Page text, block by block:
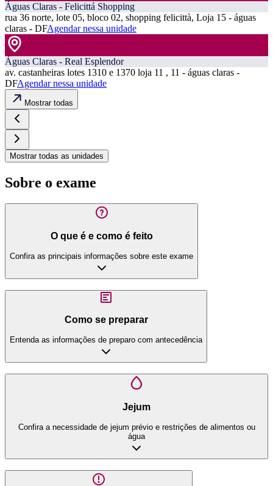
Águas Claras - Felicittá Shopping
rua 36 norte, lote 05, bloco 02, shopping felicittà, Loja 15 - águas
claras - DFAgendar nessa unidade
Águas Claras - Real Esplendor
av. castanheiras lotes 1310 e 1370 loja 11 , 11 - águas claras -
DFAgendar nessa unidade
Mostrar todas
Mostrar todas as unidades
Sobre o exame
O que é e como é feito
Confira as principais informações sobre este exame
Como se preparar
Entenda as informações de preparo com antecedência
Jejum
Confira a necessidade de jejum prévio e restrições de alimentos ou
água